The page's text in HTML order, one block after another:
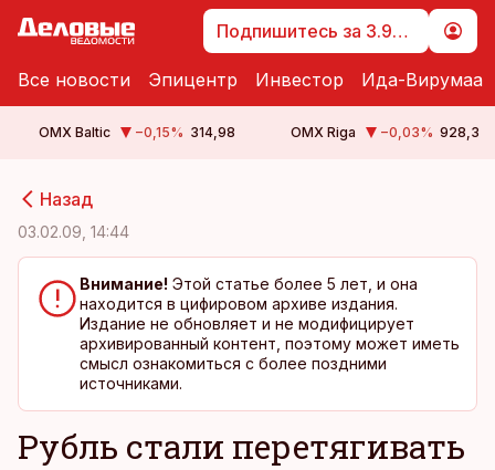
Подпишитесь за 3.99 €
Все новости Эпицентр Инвестор Ида-Вирумаа
OMX Baltic −0,15% 314,98 OMX Riga −0,03% 928,3
Назад
03.02.09, 14:44
Внимание! Этой статье более 5 лет, и она
находится в цифировом архиве издания.
Издание не обновляет и не модифицирует
архивированный контент, поэтому может иметь
смысл ознакомиться с более поздними
источниками.
Рубль стали перетягивать